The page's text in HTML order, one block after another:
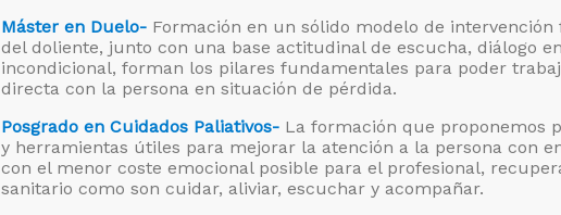
Máster en Duelo- Formación en un sólido modelo de
del doliente, junto con una base actitudinal de escucha, diálogo
incondicional, forman los pilares fundamentales para poder
directa con la persona en situación de pérdida.
Posgrado en Cuidados Paliativos- La formación que proponemos
y herramientas útiles para mejorar la atención a la persona con
con el menor coste emocional posible para el profesional,
sanitario como son cuidar, aliviar, escuchar y acompañar.